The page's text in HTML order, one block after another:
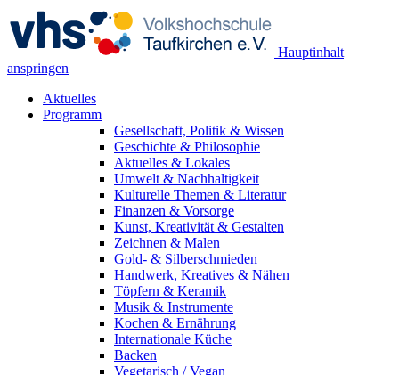
Hauptinhalt
anspringen
Aktuelles
Programm
Gesellschaft, Politik & Wissen
Geschichte & Philosophie
Aktuelles & Lokales
Umwelt & Nachhaltigkeit
Kulturelle Themen & Literatur
Finanzen & Vorsorge
Kunst, Kreativität & Gestalten
Zeichnen & Malen
Gold- & Silberschmieden
Handwerk, Kreatives & Nähen
Töpfern & Keramik
Musik & Instrumente
Kochen & Ernährung
Internationale Küche
Backen
Vegetarisch / Vegan